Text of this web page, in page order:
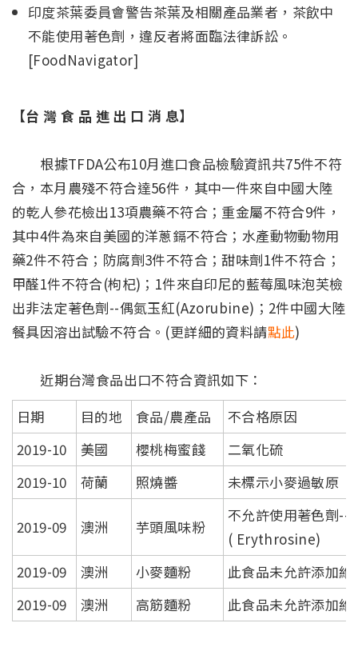
印度茶葉委員會警告茶葉及相關產品業者，茶飲中
不能使用著色劑，違反者將面臨法律訴訟。
[FoodNavigator]
【台 灣 食 品 進 出 口 消 息】
根據TFDA公布10月進口食品檢驗資訊共75件不符
合，本月農殘不符合達56件，其中一件來自中國大陸
的乾人參花檢出13項農藥不符合；重金屬不符合9件，
其中4件為來自美國的洋蔥鎘不符合；水產動物動物用
藥2件不符合；防腐劑3件不符合；甜味劑1件不符合；
甲醛1件不符合(枸杞)；1件來自印尼的藍莓風味泡芙檢
出非法定著色劑--偶氮玉紅(Azorubine)；2件中國大陸
餐具因溶出試驗不符合。(更詳細的資料請點此)
近期台灣食品出口不符合資訊如下：
日期
目的地 食品/農產品
不合格原因
2019-10
美國 櫻桃梅蜜餞
二氧化硫
2019-10
荷蘭 照燒醬 未標示小麥過敏原
2019-09 澳洲 芋頭風味粉
不允許使用著色劑--
( Erythrosine)
2019-09
澳洲 小麥麵粉
此食品未允許添加維
2019-09
澳洲 高筋麵粉 此食品未允許添加維